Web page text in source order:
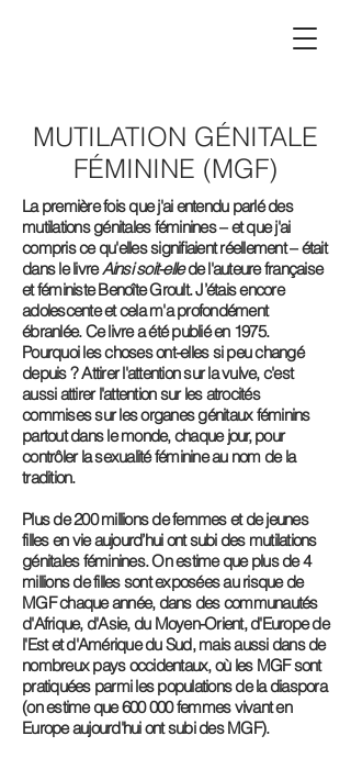
MUTILATION GÉNITALE
FÉMININE (MGF)
La première fois que j'ai entendu parlé des
mutilations génitales féminines – et que j'ai
compris ce qu'elles signifiaient réellement – était
dans le livreAinsi soit-ellede l'auteure française
et féministe Benoîte Groult. J’étais encore
adolescente et cela m'a profondément
ébranlée. Ce livre a été publié en 1975.
Pourquoi les choses ont-elles si peu changé
depuis ? Attirer l'attention sur la vulve, c'est
aussi attirer l'attention sur les atrocités
commises sur les organes génitaux féminins
partout dans le monde, chaque jour, pour
contrôler la sexualité féminine au nom de la
tradition.
Plus de 200 millions de femmes et de jeunes
filles en vie aujourd’hui ont subi des mutilations
génitales féminines. On estime que plus de 4
millions de filles sont exposées au risque de
MGF chaque année, dans des communautés
d'Afrique, d'Asie, du Moyen-Orient, d'Europe de
l'Est et d'Amérique du Sud, mais aussi dans de
nombreux pays occidentaux, où les MGF sont
pratiquées parmi les populations de la diaspora
(on estime que 600 000 femmes vivant en
Europe aujourd'hui ont subi des MGF).